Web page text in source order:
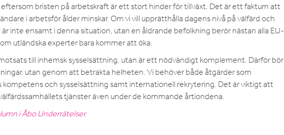
bristen på arbetskraft är ett stort hinder för tillväxt. Det är ett faktum att
i arbetsför ålder minskar. Om vi vill upprätthålla dagens nivå på välfärd och
inte ensamt i denna situation, utan en åldrande befolkning berör nästan alla EU-
utländska experter bara kommer att öka.
till inhemsk sysselsättning, utan är ett nödvändigt komplement. Därför bör
utan genom att betrakta helheten. Vi behöver både åtgärder som
och sysselsättning samt internationell rekrytering. Det är viktigt att
tjänster även under de kommande årtiondena.
i Åbo Underrätelser.